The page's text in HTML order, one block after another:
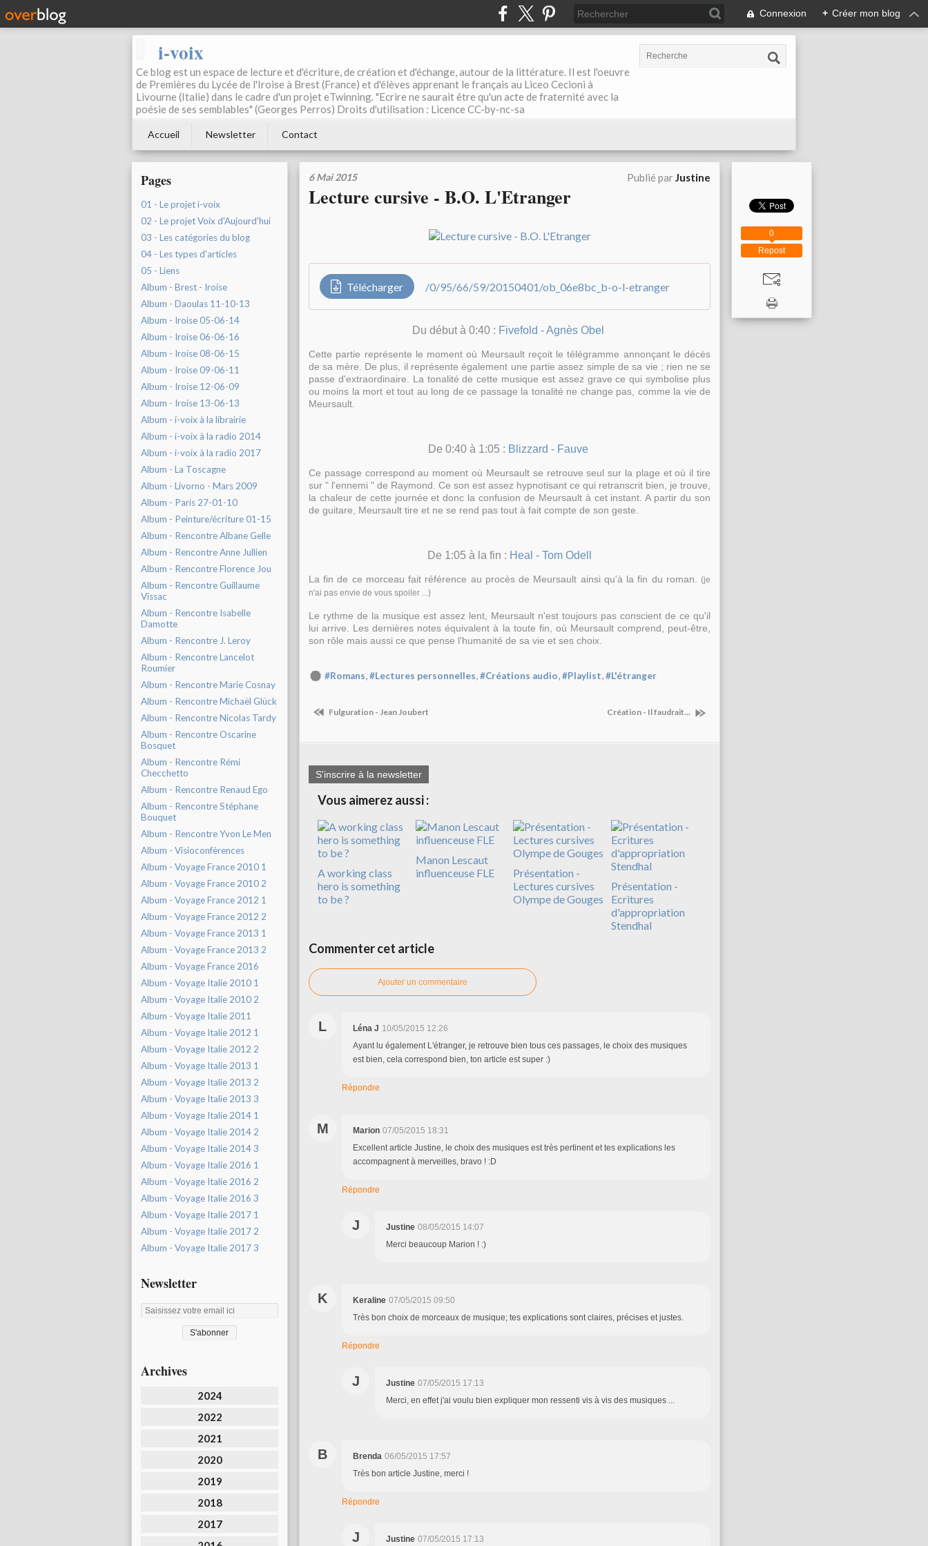
Connexion + Créer mon blog
i-voix
Ce blog est un espace de lecture et d'écriture, de création et d'échange, autour de la littérature. Il est l'oeuvre
de Premières du Lycée de l'Iroise à Brest (France) et d'élèves apprenant le français au Liceo Cecioni à
Livourne (Italie) dans le cadre d'un projet eTwinning. "Ecrire ne saurait être qu'un acte de fraternité avec la
poésie de ses semblables" (Georges Perros) Droits d'utilisation : Licence CC-by-nc-sa
Accueil Newsletter Contact
Pages
01 - Le projet i-voix
02 - Le projet Voix d'Aujourd'hui
03 - Les catégories du blog
04 - Les types d'articles
05 - Liens
Album - Brest - Iroise
Album - Daoulas 11-10-13
Album - Iroise 05-06-14
Album - Iroise 06-06-16
Album - Iroise 08-06-15
Album - Iroise 09-06-11
Album - Iroise 12-06-09
Album - Iroise 13-06-13
Album - i-voix à la librairie
Album - i-voix à la radio 2014
Album - i-voix à la radio 2017
Album - La Toscagne
Album - Livorno - Mars 2009
Album - Paris 27-01-10
Album - Peinture/écriture 01-15
Album - Rencontre Albane Gelle
Album - Rencontre Anne Jullien
Album - Rencontre Florence Jou
Album - Rencontre Guillaume
Vissac
Album - Rencontre Isabelle
Damotte
Album - Rencontre J. Leroy
Album - Rencontre Lancelot
Roumier
Album - Rencontre Marie Cosnay
Album - Rencontre Michaël Glück
Album - Rencontre Nicolas Tardy
Album - Rencontre Oscarine
Bosquet
Album - Rencontre Rémi
Checchetto
Album - Rencontre Renaud Ego
Album - Rencontre Stéphane
Bouquet
Album - Rencontre Yvon Le Men
Album - Visioconfèrences
Album - Voyage France 2010 1
Album - Voyage France 2010 2
Album - Voyage France 2012 1
Album - Voyage France 2012 2
Album - Voyage France 2013 1
Album - Voyage France 2013 2
Album - Voyage France 2016
Album - Voyage Italie 2010 1
Album - Voyage Italie 2010 2
Album - Voyage Italie 2011
Album - Voyage Italie 2012 1
Album - Voyage Italie 2012 2
Album - Voyage Italie 2013 1
Album - Voyage Italie 2013 2
Album - Voyage Italie 2013 3
Album - Voyage Italie 2014 1
Album - Voyage Italie 2014 2
Album - Voyage Italie 2014 3
Album - Voyage Italie 2016 1
Album - Voyage Italie 2016 2
Album - Voyage Italie 2016 3
Album - Voyage Italie 2017 1
Album - Voyage Italie 2017 2
Album - Voyage Italie 2017 3
Newsletter
Archives
2024
2022
2021
2020
2019
2018
2017
6 Mai 2015 Publié parJustine
Lecture cursive - B.O. L'Etranger
Télécharger /0/95/66/59/20150401/ob_06e8bc_b-o-l-etranger
Du début à 0:40 : Fivefold - Agnès Obel
Cette partie représente le moment où Meursault reçoit le télégramme annonçant le décès
de sa mère. De plus, il représente également une partie assez simple de sa vie ; rien ne se
passe d'extraordinaire. La tonalité de cette musique est assez grave ce qui symbolise plus
ou moins la mort et tout au long de ce passage la tonalité ne change pas, comme la vie de
Meursault.
De 0:40 à 1:05 : Blizzard - Fauve
Ce passage correspond au moment où Meursault se retrouve seul sur la plage et où il tire
sur " l'ennemi " de Raymond. Ce son est assez hypnotisant ce qui retranscrit bien, je trouve,
la chaleur de cette journée et donc la confusion de Meursault à cet instant. A partir du son
de guitare, Meursault tire et ne se rend pas tout à fait compte de son geste.
De 1:05 à la fin : Heal - Tom Odell
La fin de ce morceau fait référence au procès de Meursault ainsi qu'à la fin du roman. (je
n'ai pas envie de vous spoiler ...)
Le rythme de la musique est assez lent, Meursault n'est toujours pas conscient de ce qu'il
lui arrive. Les dernières notes équivalent à la toute fin, où Meursault comprend, peut-être,
son rôle mais aussi ce que pense l'humanité de sa vie et ses choix.
#Romans,#Lectures personnelles,#Créations audio,#Playlist,#L'étranger
Fulguration - Jean Joubert Création - Il faudrait...
S'inscrire à la newsletter
Vous aimerez aussi :
A working class
hero is something
to be ?
Manon Lescaut
influenceuse FLE
Présentation -
Lectures cursives
Olympe de Gouges
Présentation -
Ecritures
d'appropriation
Stendhal
Commenter cet article
Ajouter un commentaire
L Léna J 10/05/2015 12:26
Ayant lu également L'étranger, je retrouve bien tous ces passages, le choix des musiques
est bien, cela correspond bien, ton article est super :)
Répondre
M Marion 07/05/2015 18:31
Excellent article Justine, le choix des musiques est très pertinent et tes explications les
accompagnent à merveilles, bravo ! :D
Répondre
J Justine 08/05/2015 14:07
Merci beaucoup Marion ! :)
K Keraline 07/05/2015 09:50
Très bon choix de morceaux de musique; tes explications sont claires, précises et justes.
Répondre
J Justine 07/05/2015 17:13
Merci, en effet j'ai voulu bien expliquer mon ressenti vis à vis des musiques ...
B Brenda 06/05/2015 17:57
Très bon article Justine, merci !
Répondre
J Justine 07/05/2015 17:13
Repost
0